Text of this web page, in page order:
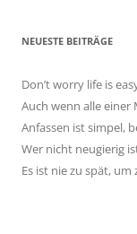
NEUESTE BEITRÄGE
Don’t worry life is
Auch wenn alle
Anfassen ist simpel,
Wer nicht neugierig
Es ist nie zu spät,